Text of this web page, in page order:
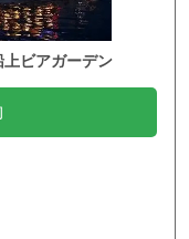
ビアガーデン